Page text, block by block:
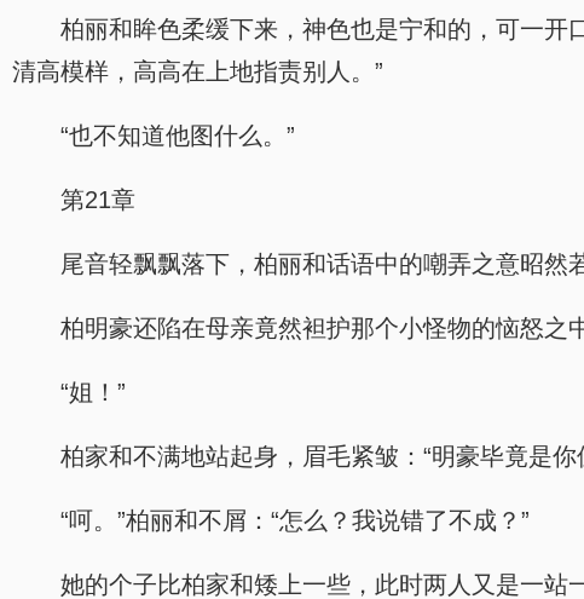
柏丽和眸色柔缓下来，神色也是宁和的，可一开
清高模样，高高在上地指责别人。”
“也不知道他图什么。”
第21章
尾音轻飘飘落下，柏丽和话语中的嘲弄之意昭然
柏明豪还陷在母亲竟然袒护那个小怪物的恼怒之
“姐！”
柏家和不满地站起身，眉毛紧皱：“明豪毕竟是
“呵。”柏丽和不屑：“怎么？我说错了不成？”
她的个子比柏家和矮上一些，此时两人又是一站